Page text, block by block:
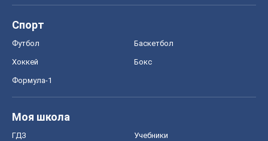
Спорт
Футбол Баскетбол
Хоккей Бокс
Формула-1
Моя школа
ГДЗ Учебники